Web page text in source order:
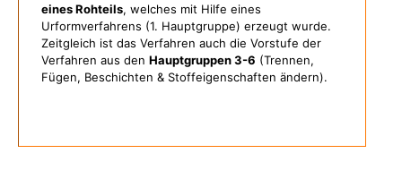
eines Rohteils, welches mit Hilfe eines
Urformverfahrens (1. Hauptgruppe) erzeugt wurde.
Zeitgleich ist das Verfahren auch die Vorstufe der
Verfahren aus den Hauptgruppen 3-6 (Trennen,
Fügen, Beschichten & Stoffeigenschaften ändern).